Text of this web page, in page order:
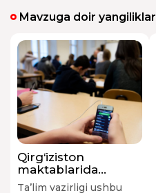
Mavzuga doir yangiliklar
Qirg‘iziston
maktablarida
telefondan
Ta’lim vazirligi ushbu